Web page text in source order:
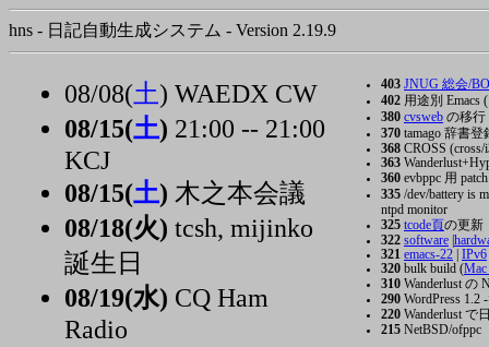
hns - 日記自動生成システム - Version 2.19.9
08/08(土) WAEDX CW
08/15(土) 21:00 -- 21:00
KCJ
08/15(土) 木之本会議
08/18(火) tcsh, mijinko
誕生日
08/19(水) CQ Ham
Radio
403 JNUG 総会/
402 用途別 Emacs
380 cvsweb の移行
370 tamago 辞書登
368 CROSS
363
360 evbppc 用
335 /dev/battery is
ntpd monitor
325 tcode頁の更新
322 software
321 emacs-22
IPv6
320 bulk build (
310 Wanderlust の
290 WordPress 1.2
220 Wanderlust で
215 NetBSD/ofppc